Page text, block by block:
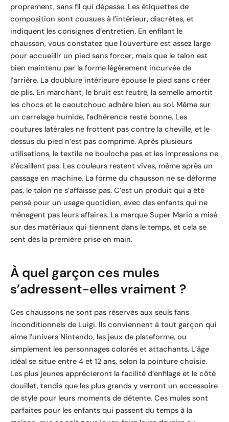
proprement, sans fil qui dépasse. Les étiquettes de
composition sont cousues à l’intérieur, discrètes, et
indiquent les consignes d’entretien. En enfilant le
chausson, vous constatez que l’ouverture est assez large
pour accueillir un pied sans forcer, mais que le talon est
bien maintenu par la forme légèrement incurvée de
l’arrière. La doublure intérieure épouse le pied sans créer
de plis. En marchant, le bruit est feutré, la semelle amortit
les chocs et le caoutchouc adhère bien au sol. Même sur
un carrelage humide, l’adhérence reste bonne. Les
coutures latérales ne frottent pas contre la cheville, et le
dessus du pied n’est pas comprimé. Après plusieurs
utilisations, le textile ne bouloche pas et les impressions ne
s’écaillent pas. Les couleurs restent vives, même après un
passage en machine. La forme du chausson ne se déforme
pas, le talon ne s’affaisse pas. C’est un produit qui a été
pensé pour un usage quotidien, avec des enfants qui ne
ménagent pas leurs affaires. La marque Super Mario a misé
sur des matériaux qui tiennent dans le temps, et cela se
sent dès la première prise en main.
À quel garçon ces mules
s’adressent-elles vraiment ?
Ces chaussons ne sont pas réservés aux seuls fans
inconditionnels de Luigi. Ils conviennent à tout garçon qui
aime l’univers Nintendo, les jeux de plateforme, ou
simplement les personnages colorés et attachants. L’âge
idéal se situe entre 4 et 12 ans, selon la pointure choisie.
Les plus jeunes apprécieront la facilité d’enfilage et le côté
douillet, tandis que les plus grands y verront un accessoire
de style pour leurs moments de détente. Ces mules sont
parfaites pour les enfants qui passent du temps à la